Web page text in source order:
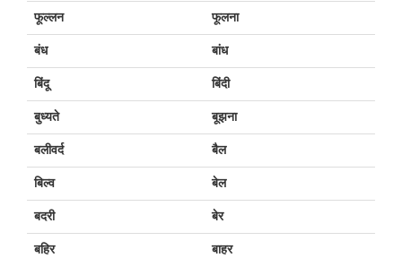
फूल्लन फूलना
बंध बांध
बिंदू बिंदी
बुध्यते बूझना
बलीवर्द बैल
बिल्व बेल
बदरी बेर
बहिर बाहर